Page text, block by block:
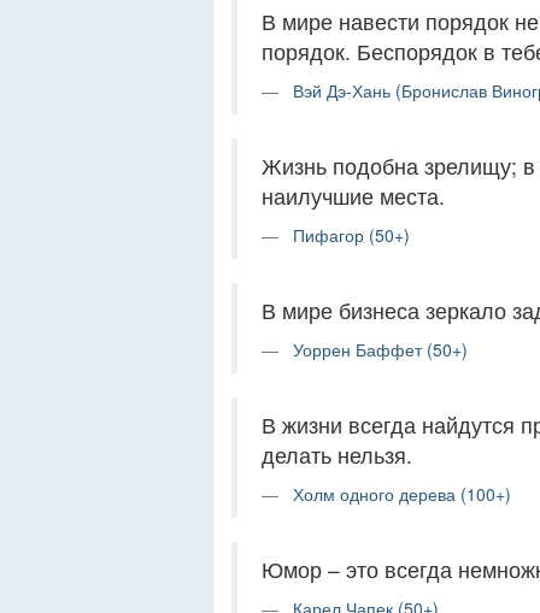
В мире навести порядок
порядок. Беспорядок в
Вэй Дэ-Хань (Бронислав
Жизнь подобна зрелищу;
наилучшие места.
Пифагор (50+)
В мире бизнеса зеркало
Уоррен Баффет (50+)
В жизни всегда найдутся
делать нельзя.
Холм одного дерева (100+)
Юмор – это всегда
Карел Чапек (50+)